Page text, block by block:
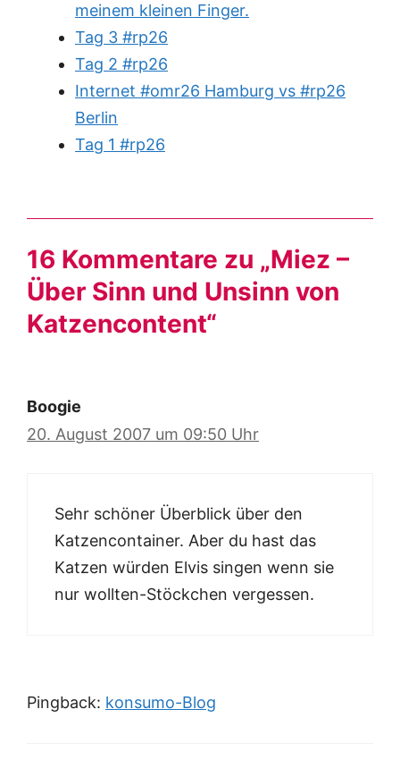
meinem kleinen Finger.
Tag 3 #rp26
Tag 2 #rp26
Internet #omr26 Hamburg vs #rp26
Berlin
Tag 1 #rp26
16 Kommentare zu „Miez –
Über Sinn und Unsinn von
Katzencontent“
Boogie
20. August 2007 um 09:50 Uhr
Sehr schöner Überblick über den
Katzencontainer. Aber du hast das
Katzen würden Elvis singen wenn sie
nur wollten-Stöckchen vergessen.
Pingback: konsumo-Blog